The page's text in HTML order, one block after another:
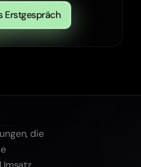
Erstgespräch
die